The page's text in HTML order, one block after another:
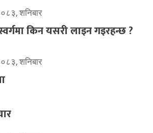
शनिबार
किन यसरी लाइन गइरहन्छ ?
शनिबार